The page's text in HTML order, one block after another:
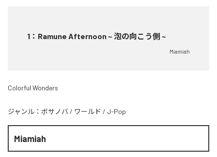
1 ： Ramune Afternoon ~ 泡の向こう側 ~
Miamiah
Colorful Wonders
ジャンル： ボサノバ / ワールド / J-Pop
Miamiah